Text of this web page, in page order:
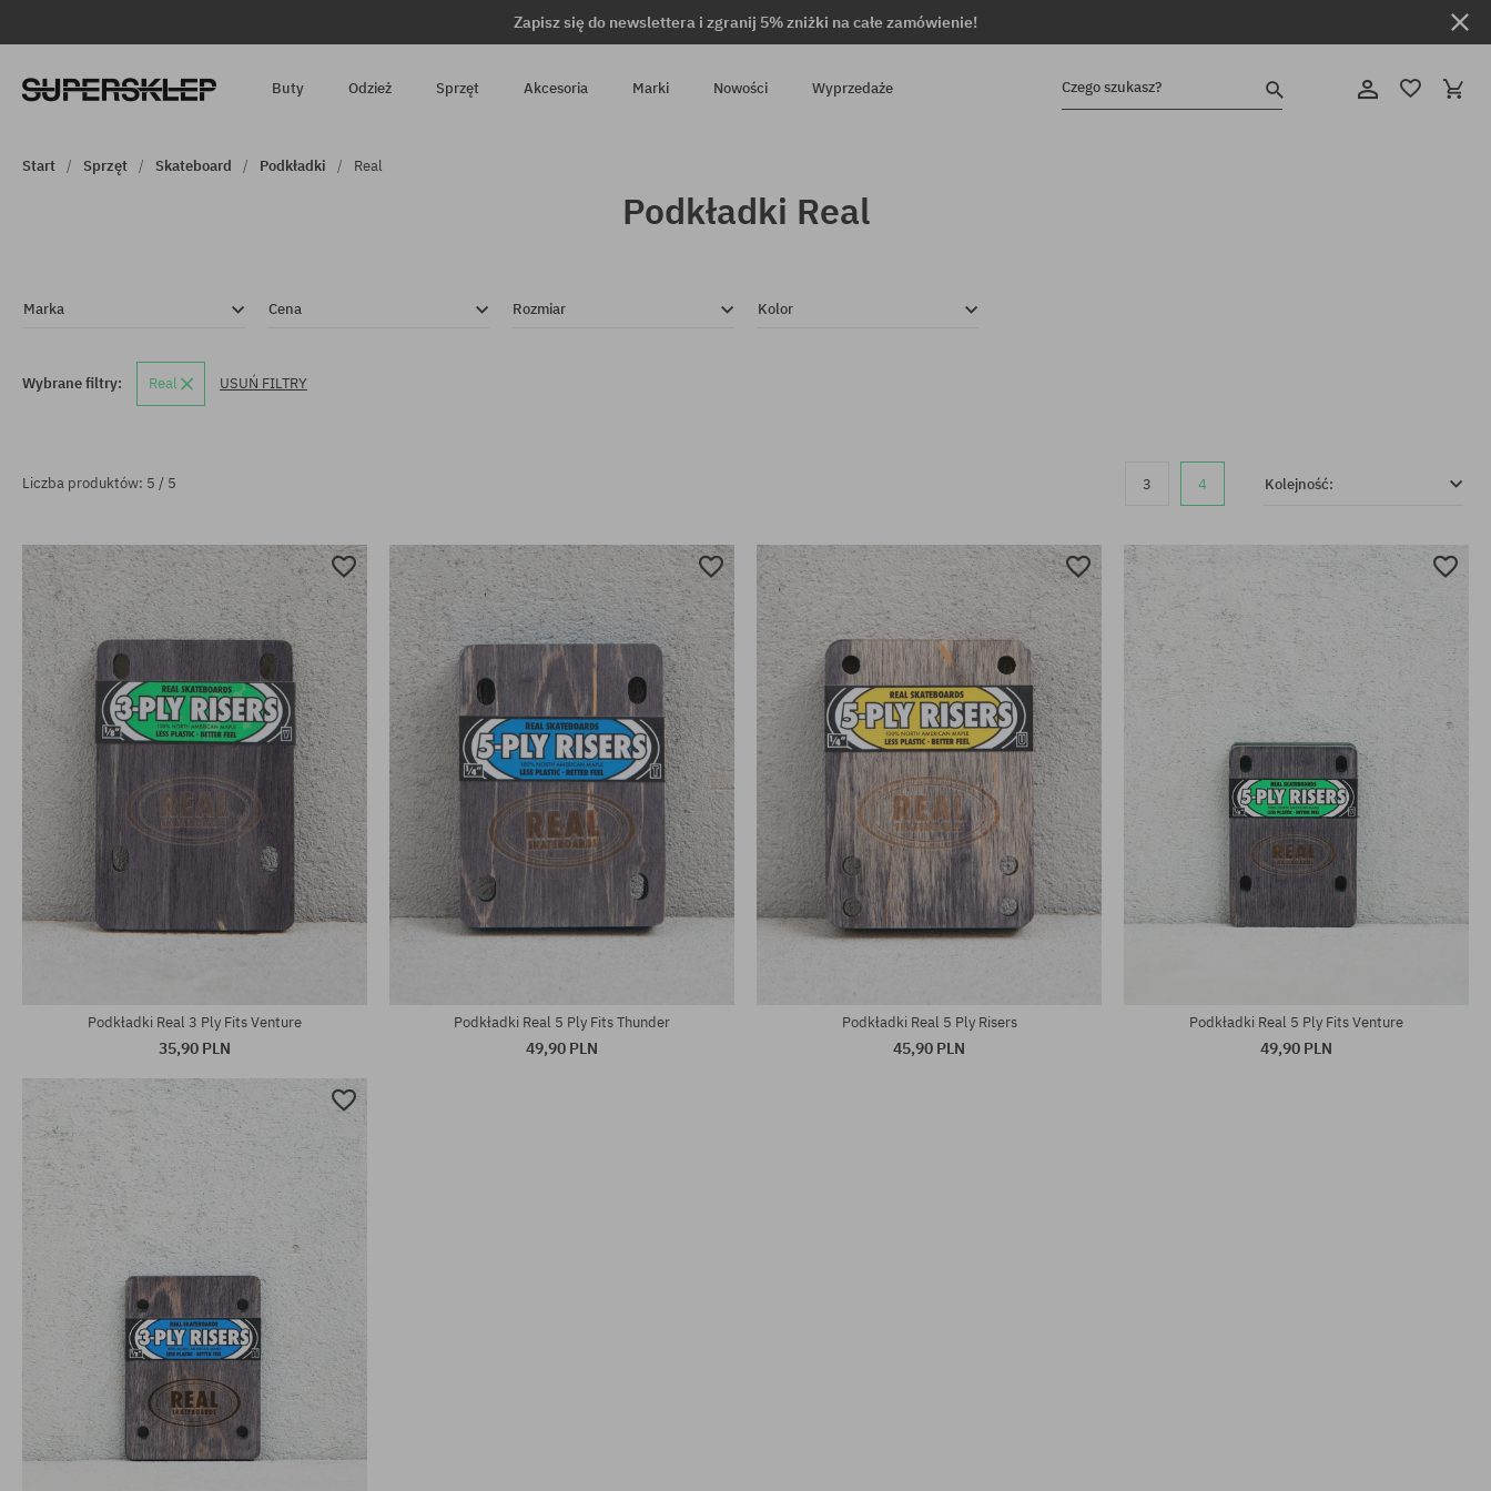
Zapisz się do newslettera i zgranij 5% zniżki na całe zamówienie!
Buty Odzież Sprzęt Akcesoria Marki Nowości Wyprzedaże Czego szukasz?
Start Sprzęt Skateboard Podkładki Real
Podkładki Real
Marka Cena Rozmiar Kolor
Wybrane filtry: Real USUŃ FILTRY
Liczba produktów: 5 / 5 3 4 Kolejność:
Podkładki Real 3 Ply Fits Venture
35,90 PLN
Podkładki Real 5 Ply Fits Thunder
49,90 PLN
Podkładki Real 5 Ply Risers
45,90 PLN
Podkładki Real 5 Ply Fits Venture
49,90 PLN